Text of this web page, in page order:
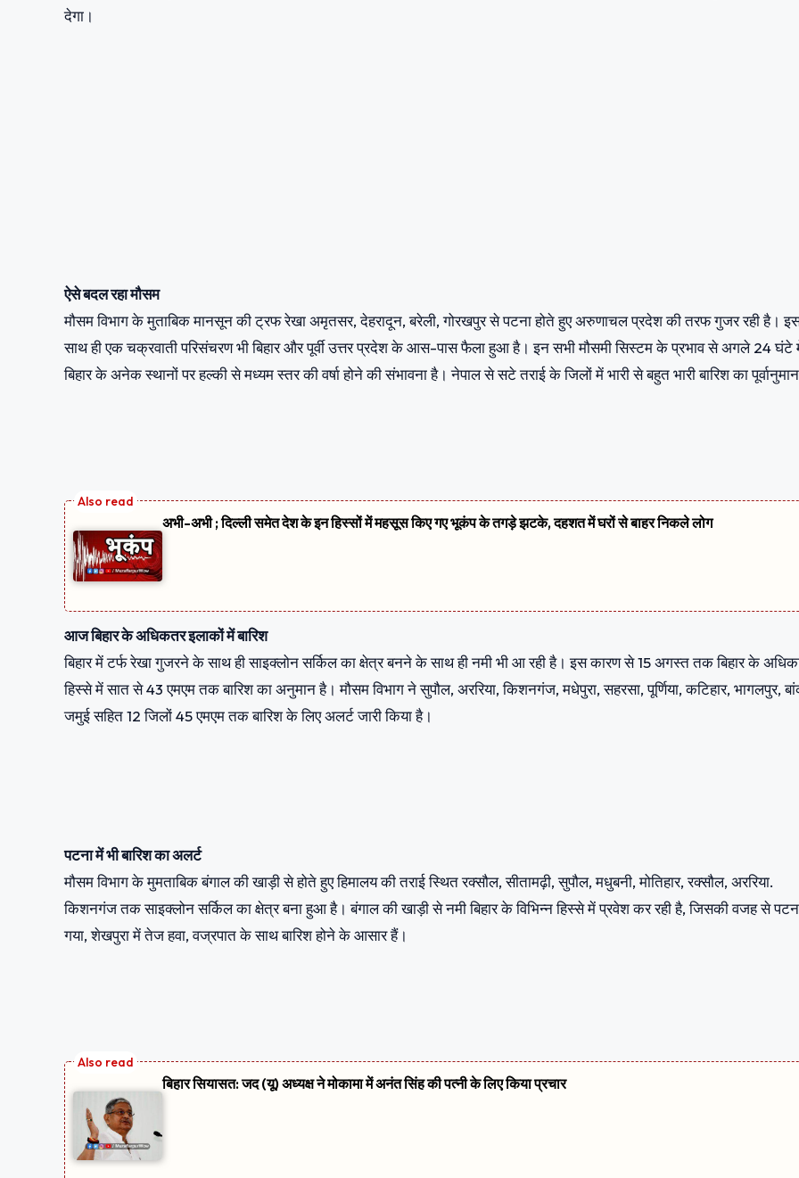
देगा।
ऐसे बदल रहा मौसम
मौसम विभाग के मुताबिक मानसून की ट्रफ रेखा अमृतसर, देहरादून, बरेली, गोरखपुर से पटना होते हुए अरुणाचल प्रदेश की तरफ गुजर रही है।
साथ ही एक चक्रवाती परिसंचरण भी बिहार और पूर्वी उत्तर प्रदेश के आस-पास फैला हुआ है। इन सभी मौसमी सिस्टम के प्रभाव से अगले 24 घंटे
बिहार के अनेक स्थानों पर हल्की से मध्यम स्तर की वर्षा होने की संभावना है। नेपाल से सटे तराई के जिलों में भारी से बहुत भारी बारिश का
अभी-अभी ; दिल्ली समेत देश के इन हिस्सों में महसूस किए गए भूकंप के तगड़े झटके, दहशत में घरों से बाहर निकले लोग
आज बिहार के अधिकतर इलाकों में बारिश
बिहार में टर्फ रेखा गुजरने के साथ ही साइक्लोन सर्किल का क्षेत्र बनने के साथ ही नमी भी आ रही है। इस कारण से 15 अगस्त तक बिहार के
हिस्से में सात से 43 एमएम तक बारिश का अनुमान है। मौसम विभाग ने सुपौल, अररिया, किशनगंज, मधेपुरा, सहरसा, पूर्णिया, कटिहार, भागलपुर,
जमुई सहित 12 जिलों 45 एमएम तक बारिश के लिए अलर्ट जारी किया है।
पटना में भी बारिश का अलर्ट
मौसम विभाग के मुमताबिक बंगाल की खाड़ी से होते हुए हिमालय की तराई स्थित रक्सौल, सीतामढ़ी, सुपौल, मधुबनी, मोतिहार, रक्सौल, अररिया.
किशनगंज तक साइक्लोन सर्किल का क्षेत्र बना हुआ है। बंगाल की खाड़ी से नमी बिहार के विभिन्न हिस्से में प्रवेश कर रही है, जिसकी वजह से
गया, शेखपुरा में तेज हवा, वज्रपात के साथ बारिश होने के आसार हैं।
बिहार सियासत: जद (यू) अध्यक्ष ने मोकामा में अनंत सिंह की पत्नी के लिए किया प्रचार